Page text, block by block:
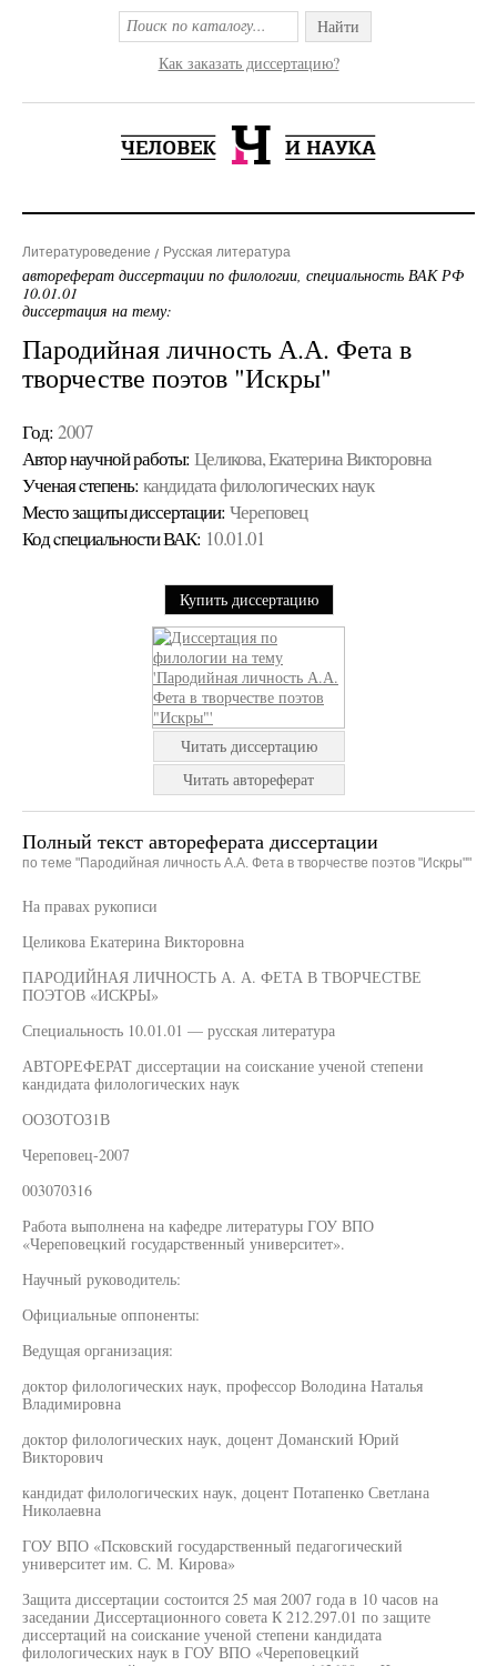
Найти
Как заказать диссертацию?
Литературоведение Русская литература
автореферат диссертации по филологии, специальность ВАК РФ
10.01.01
диссертация на тему:
Пародийная личность А.А. Фета в
творчестве поэтов "Искры"
Год: 2007
Автор научной работы: Целикова, Екатерина Викторовна
Ученая cтепень: кандидата филологических наук
Место защиты диссертации: Череповец
Код cпециальности ВАК: 10.01.01
Купить диссертацию
Читать диссертацию
Читать автореферат
Полный текст автореферата диссертации
по теме "Пародийная личность А.А. Фета в творчестве поэтов "Искры""
На правах рукописи
Целикова Екатерина Викторовна
ПАРОДИЙНАЯ ЛИЧНОСТЬ А. А. ФЕТА В ТВОРЧЕСТВЕ
ПОЭТОВ «ИСКРЫ»
Специальность 10.01.01 — русская литература
АВТОРЕФЕРАТ диссертации на соискание ученой степени
кандидата филологических наук
ООЗОТОЗ1В
Череповец-2007
003070316
Работа выполнена на кафедре литературы ГОУ ВПО
«Череповецкий государственный университет».
Научный руководитель:
Официальные оппоненты:
Ведущая организация:
доктор филологических наук, профессор Володина Наталья
Владимировна
доктор филологических наук, доцент Доманский Юрий
Викторович
кандидат филологических наук, доцент Потапенко Светлана
Николаевна
ГОУ ВПО «Псковский государственный педагогический
университет им. С. М. Кирова»
Защита диссертации состоится 25 мая 2007 года в 10 часов на
заседании Диссертационного совета К 212.297.01 по защите
диссертаций на соискание ученой степени кандидата
филологических наук в ГОУ ВПО «Череповецкий